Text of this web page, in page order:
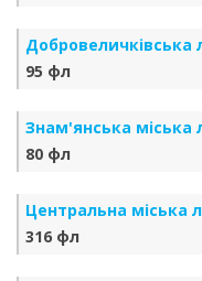
Добровеличківська
95 фл
Знам'янська міська
80 фл
Центральна міська
316 фл